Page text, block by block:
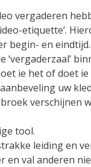
vergaderen
etiquette’.
begin- en eindtijd.
‘vergaderzaal’
ie het of doet
uw
verschijnen
tool.
leiding en
en val anderen